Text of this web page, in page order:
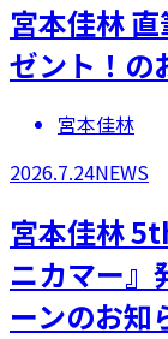
宮本佳林
ゼント！の
宮本佳林
2026.7.24NEWS
宮本佳林
ニカマー』
ーンのお知